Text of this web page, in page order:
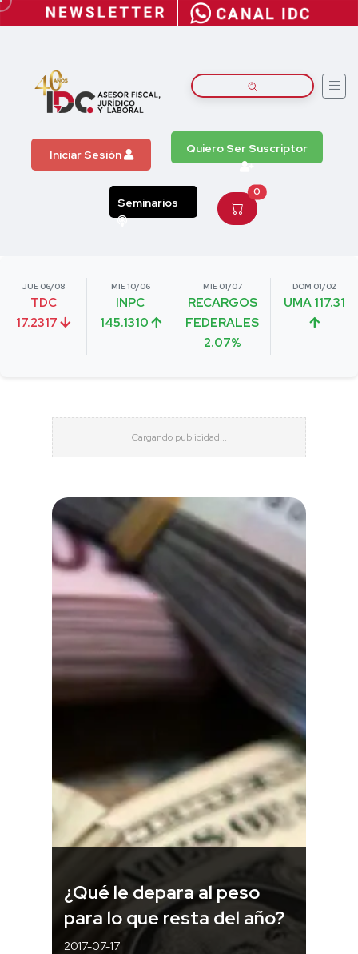
Iniciar Sesión Quiero Ser Suscriptor
Seminarios
0
JUE 06/08
TDC
17.2317
MIE 10/06
INPC
145.1310
MIE 01/07
RECARGOS
FEDERALES
2.07%
DOM 01/02
UMA 117.31
¿Qué le depara al peso
para lo que resta del año?
2017-07-17